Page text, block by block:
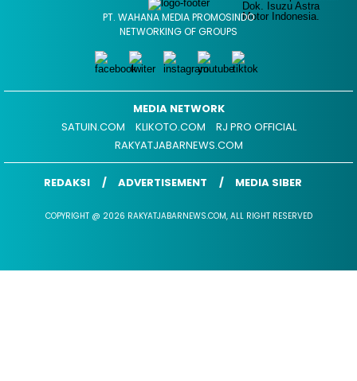
PT. WAHANA MEDIA PROMOSINDO
NETWORKING OF GROUPS
MEDIA NETWORK
SATUIN.COM
KLIKOTO.COM
RJ PRO OFFICIAL
RAKYATJABARNEWS.COM
REDAKSI ADVERTISEMENT MEDIA SIBER
COPYRIGHT @ 2026 RAKYATJABARNEWS.COM, ALL RIGHT RESERVED